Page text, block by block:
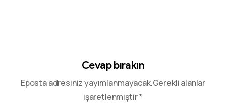
Cevap bırakın
Eposta adresiniz yayımlanmayacak.Gerekli alanlar
işaretlenmiştir *